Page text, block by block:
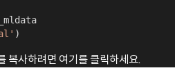
)
복사하려면 여기를 클릭하세요.